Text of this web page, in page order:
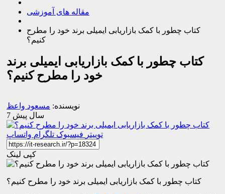
مقاله های آموزشی
کتاب چطور با کمک بازاریابی ایمیلی برند خود را مطرح
کنیم؟
کتاب چطور با کمک بازاریابی ایمیلی برند
خود را مطرح کنیم؟
نویسنده: مسعود واعظ
7 سال پیش
توییتر فیسبوک تلگرام واتساپ
کپی لینک
کتاب چطور با کمک بازاریابی ایمیلی برند خود را مطرح کنیم؟